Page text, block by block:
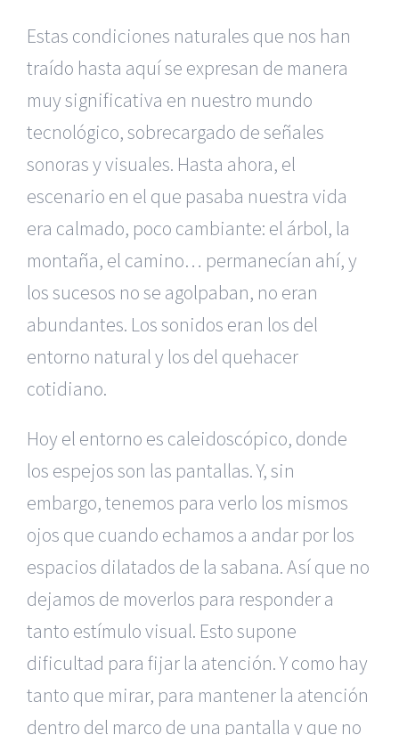
Estas condiciones naturales que nos han
traído hasta aquí se expresan de manera
muy significativa en nuestro mundo
tecnológico, sobrecargado de señales
sonoras y visuales. Hasta ahora, el
escenario en el que pasaba nuestra vida
era calmado, poco cambiante: el árbol, la
montaña, el camino… permanecían ahí, y
los sucesos no se agolpaban, no eran
abundantes. Los sonidos eran los del
entorno natural y los del quehacer
cotidiano.
Hoy el entorno es caleidoscópico, donde
los espejos son las pantallas. Y, sin
embargo, tenemos para verlo los mismos
ojos que cuando echamos a andar por los
espacios dilatados de la sabana. Así que no
dejamos de moverlos para responder a
tanto estímulo visual. Esto supone
dificultad para fijar la atención. Y como hay
tanto que mirar, para mantener la atención
dentro del marco de una pantalla y que no